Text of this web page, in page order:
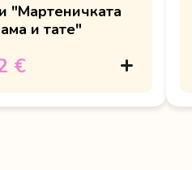
"Мартеничката
и тате"
€